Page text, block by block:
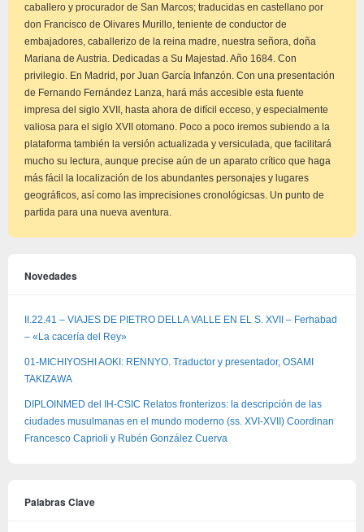
caballero y procurador de San Marcos; traducidas en castellano por
don Francisco de Olivares Murillo, teniente de conductor de
embajadores, caballerizo de la reina madre, nuestra señora, doña
Mariana de Austria. Dedicadas a Su Majestad. Año 1684. Con
privilegio. En Madrid, por Juan García Infanzón. Con una presentación
de Fernando Fernández Lanza, hará más accesible esta fuente
impresa del siglo XVII, hasta ahora de difícil ecceso, y especialmente
valiosa para el siglo XVII otomano. Poco a poco iremos subiendo a la
plataforma también la versión actualizada y versiculada, que facilitará
mucho su lectura, aunque precise aún de un aparato crítico que haga
más fácil la localización de los abundantes personajes y lugares
geográficos, así como las imprecisiones cronológicsas. Un punto de
partida para una nueva aventura.
Novedades
II.22.41 – VIAJES DE PIETRO DELLA VALLE EN EL S. XVII – Ferhabad
– «La cacería del Rey»
01-MICHIYOSHI AOKI: RENNYO. Traductor y presentador, OSAMI
TAKIZAWA
DIPLOINMED del IH-CSIC Relatos fronterizos: la descripción de las
ciudades musulmanas en el mundo moderno (ss. XVI-XVII) Coordinan
Francesco Caprioli y Rubén González Cuerva
Palabras Clave